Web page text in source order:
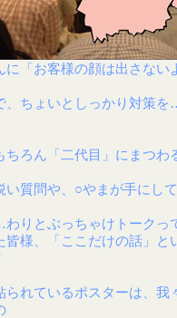
に「お客様の顔は出さな
、ちょいとしっかり対策
ちろん「二代目」にまつ
い質問や、○やまが手にし
りとぶっちゃけトークっ
皆様、「ここだけの話」と
られているポスターは、我